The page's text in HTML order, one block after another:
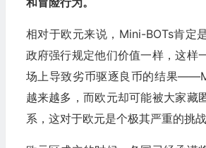
相对于欧元来说，Mini-BOTs肯定
政府强行规定他们价值一样，这样
场上导致劣币驱逐良币的结果
越来越多，而欧元却可能被大家藏
系，这对于欧元是个极其严重的挑战